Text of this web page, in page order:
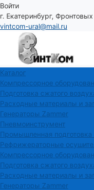
Войти
г. Екатеринбург,
vintcom-ural@mail.ru
Каталог
Компрессорное
Подготовка сжатого
Расходные материалы и
Генераторы Zammer
Пневмоинструмент
Промышленная подготовка
Рефрижераторные
Компрессорное
Подготовка сжатого
Расходные материалы и
Генераторы Zammer